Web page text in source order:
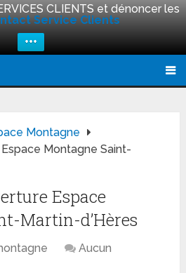
CLIENTS et dénoncer les
Service Clients
+++
Montagne
Espace Montagne Saint-
Espace
Martin-d’Hères
Aucun